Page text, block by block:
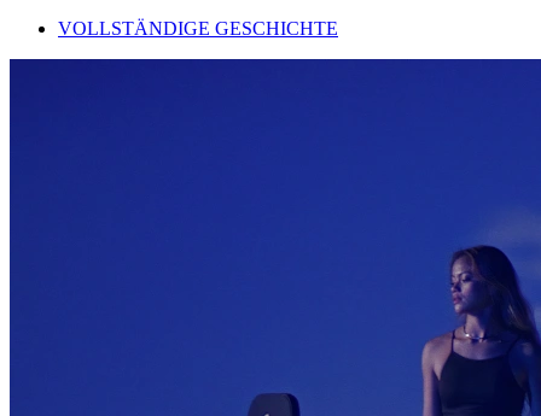
VOLLSTÄNDIGE GESCHICHTE